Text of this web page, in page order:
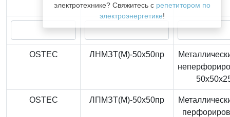
электротехнике? Свяжитесь с репетитором по
электроэнергетике!
OSTEC ЛНМЗТ(М)-50x50пр
OSTEC ЛПМЗТ(М)-50x50пр